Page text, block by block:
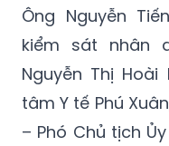
Ông Nguyễn
kiểm sát nhân
Nguyễn Thị
tâm Y tế Phú
– Phó Chủ tịch